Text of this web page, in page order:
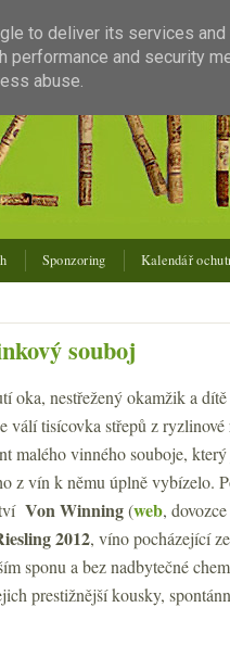
Sponzoring Kalendář
souboj
oka, nestřežený okamžik a
válí tisícovka střepů z
malého vinného souboje,
z vín k němu úplně vybízelo.
Von Winning(web, dovozce
2012, víno pocházející
sponu a bez nadbytečné
prestižnější kousky,
to deliver its services
performance and security
abuse.